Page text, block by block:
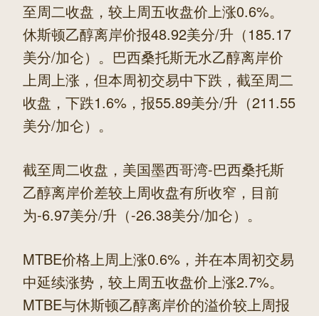
至周二收盘，较上周五收盘价上涨0.6%。
休斯顿乙醇离岸价报48.92美分/升（185.17
美分/加仑）。巴西桑托斯无水乙醇离岸价
上周上涨，但本周初交易中下跌，截至周二
收盘，下跌1.6%，报55.89美分/升（211.55
美分/加仑）。
截至周二收盘，美国墨西哥湾-巴西桑托斯
乙醇离岸价差较上周收盘有所收窄，目前
为-6.97美分/升（-26.38美分/加仑）。
MTBE价格上周上涨0.6%，并在本周初交易
中延续涨势，较上周五收盘价上涨2.7%。
MTBE与休斯顿乙醇离岸价的溢价较上周报